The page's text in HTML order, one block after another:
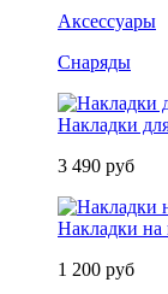
Аксессуары
Снаряды
Накладки
3 490 руб
Накладки на
1 200 руб